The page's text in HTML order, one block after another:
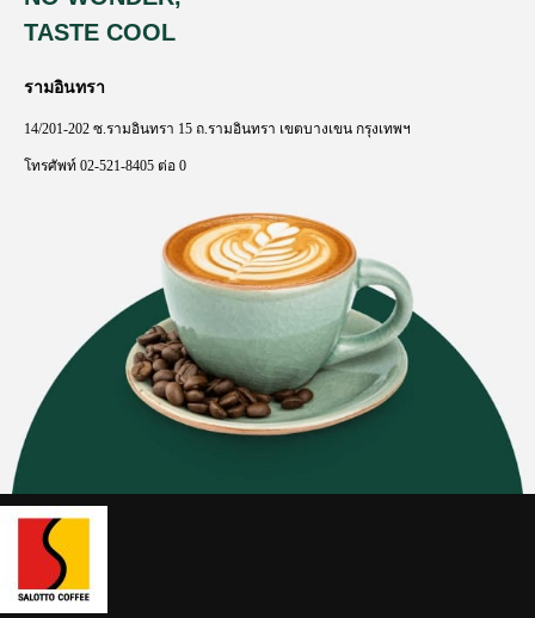
TASTE COOL
รามอินทรา
14/201-202 ซ.รามอินทรา 15 ถ.รามอินทรา เขตบางเขน กรุงเทพฯ
โทรศัพท์ 02-521-8405 ต่อ 0